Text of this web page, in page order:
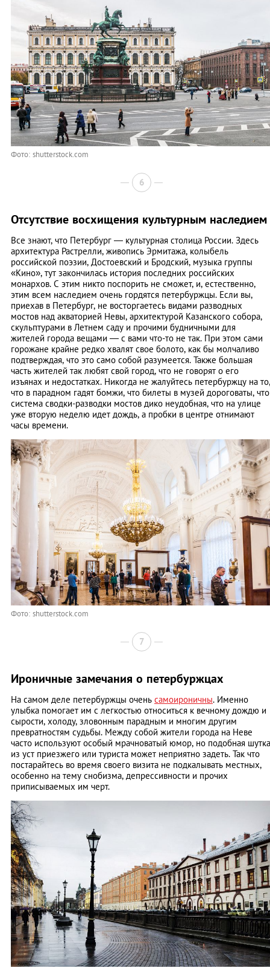
Фото: shutterstock.com
6
Отсутствие восхищения культурным наследием
Все знают, что Петербург — культурная столица России. Здесь
архитектура Растрелли, живопись Эрмитажа, колыбель
российской поэзии, Достоевский и Бродский, музыка группы
«Кино», тут закончилась история последних российских
монархов. С этим никто поспорить не сможет, и, естественно,
этим всем наследием очень гордятся петербуржцы. Если вы,
приехав в Петербург, не восторгаетесь видами разводных
мостов над акваторией Невы, архитектурой Казанского собора,
скульптурами в Летнем саду и прочими будничными для
жителей города вещами — с вами что-то не так. При этом сами
горожане крайне редко хвалят свое болото, как бы молчаливо
подтверждая, что это само собой разумеется. Также большая
часть жителей так любят свой город, что не говорят о его
изъянах и недостатках. Никогда не жалуйтесь петербуржцу на то,
что в парадном гадят бомжи, что билеты в музей дороговаты, что
система сводки-разводки мостов дико неудобная, что на улице
уже вторую неделю идет дождь, а пробки в центре отнимают
часы времени.
Фото: shutterstock.com
7
Ироничные замечания о петербуржцах
На самом деле петербуржцы очень самоироничны. Именно
улыбка помогает им с легкостью относиться к вечному дождю и
сырости, холоду, зловонным парадным и многим другим
превратностям судьбы. Между собой жители города на Неве
часто используют особый мрачноватый юмор, но подобная шутка
из уст приезжего или туриста может неприятно задеть. Так что
постарайтесь во время своего визита не подкалывать местных,
особенно на тему снобизма, депрессивности и прочих
приписываемых им черт.